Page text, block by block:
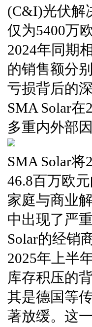
(C&I)光伏解
仅为5400万
2024年同期
的销售额分
亏损背后的
SMA Solar
多重内外部
SMA Solar
46.8百万欧
家庭与商业
中出现了严
Solar的经销
2025年上半
库存积压的
其是德国等
著放缓。这